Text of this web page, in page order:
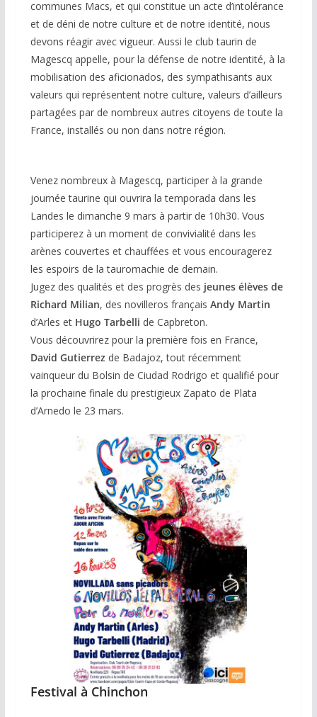
communes Macs, et qui constitue un acte d’intolérance
et de déni de notre culture et de notre identité, nous
devons réagir avec vigueur. Aussi le club taurin de
Magescq appelle, pour la défense de notre identité, à la
mobilisation des aficionados, des sympathisants aux
valeurs qui représentent notre culture, valeurs d’ailleurs
partagées par de nombreux autres citoyens de toute la
France, installés ou non dans notre région.
Venez nombreux à Magescq, participer à la grande
journée taurine qui ouvrira la temporada dans les
Landes le dimanche 9 mars à partir de 10h30. Vous
participerez à un moment de convivialité dans les
arènes couvertes et chauffées et vous encouragerez
les espoirs de la tauromachie de demain.
Jugez des qualités et des progrès des jeunes élèves de
Richard Milian, des novilleros français Andy Martin
d’Arles etHugo Tarbelli de Capbreton.
Vous découvrirez pour la première fois en France,
David Gutierrezde Badajoz, tout récemment
vainqueur du Bolsin de Ciudad Rodrigo et qualifié pour
la prochaine finale du prestigieux Zapato de Plata
d’Arnedo le 23 mars.
Festival à Chinchon